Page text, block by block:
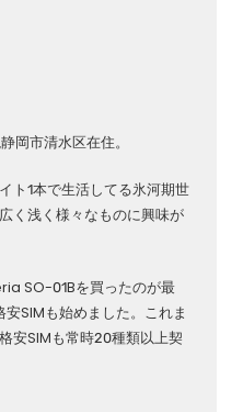
岡市清水区在住。
ト1本で生活してる氷河期世
く浅く様々なものに興味が
SO-01Bを買ったのが最
SIMも始めました。これま
安SIMも常時20種類以上契